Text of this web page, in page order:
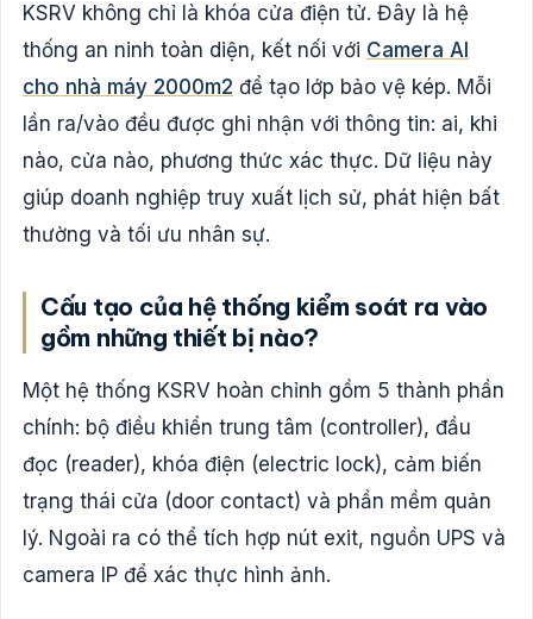
KSRV không chỉ là khóa cửa điện tử. Đây là hệ
thống an ninh toàn diện, kết nối với Camera AI
cho nhà máy 2000m2 để tạo lớp bảo vệ kép. Mỗi
lần ra/vào đều được ghi nhận với thông tin: ai, khi
nào, cửa nào, phương thức xác thực. Dữ liệu này
giúp doanh nghiệp truy xuất lịch sử, phát hiện bất
thường và tối ưu nhân sự.
Cấu tạo của hệ thống kiểm soát ra vào
gồm những thiết bị nào?
Một hệ thống KSRV hoàn chỉnh gồm 5 thành phần
chính: bộ điều khiển trung tâm (controller), đầu
đọc (reader), khóa điện (electric lock), cảm biến
trạng thái cửa (door contact) và phần mềm quản
lý. Ngoài ra có thể tích hợp nút exit, nguồn UPS và
camera IP để xác thực hình ảnh.